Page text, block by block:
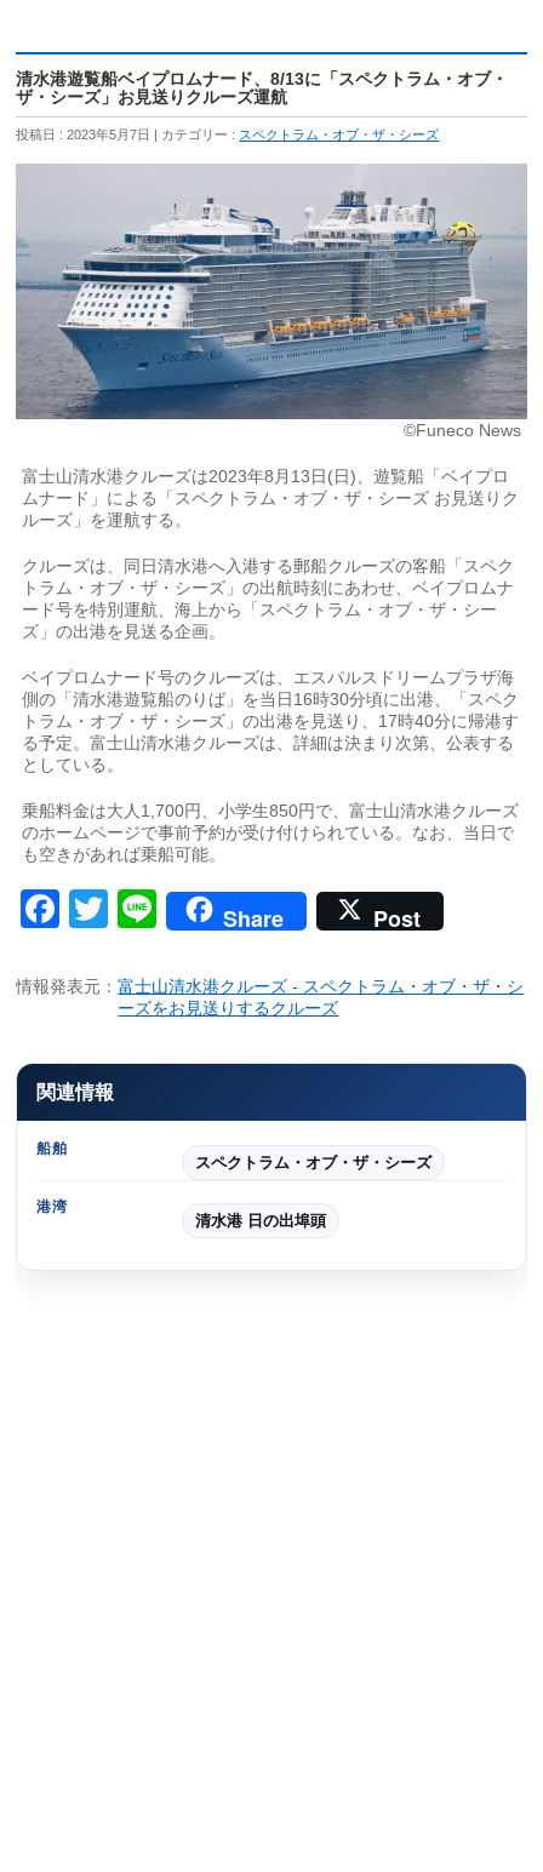
清水港遊覧船ベイプロムナード、8/13に「スペクトラム・オブ・
ザ・シーズ」お見送りクルーズ運航
投稿日 : 2023年5月7日 カテゴリー : スペクトラム・オブ・ザ・シーズ
©Funeco News
富士山清水港クルーズは2023年8月13日(日)、遊覧船「ベイプロ
ムナード」による「スペクトラム・オブ・ザ・シーズ お見送りク
ルーズ」を運航する。
クルーズは、同日清水港へ入港する郵船クルーズの客船「スペク
トラム・オブ・ザ・シーズ」の出航時刻にあわせ、ベイプロムナ
ード号を特別運航、海上から「スペクトラム・オブ・ザ・シー
ズ」の出港を見送る企画。
ベイプロムナード号のクルーズは、エスパルスドリームプラザ海
側の「清水港遊覧船のりば」を当日16時30分頃に出港、「スペク
トラム・オブ・ザ・シーズ」の出港を見送り、17時40分に帰港す
る予定。富士山清水港クルーズは、詳細は決まり次第、公表する
としている。
乗船料金は大人1,700円、小学生850円で、富士山清水港クルーズ
のホームページで事前予約が受け付けられている。なお、当日で
も空きがあれば乗船可能。
Facebook
Twitter
LineShare Post
情報発表元：富士山清水港クルーズ - スペクトラム・オブ・ザ・シ
ーズをお見送りするクルーズ
関連情報
船舶
スペクトラム・オブ・ザ・シーズ
港湾
清水港 日の出埠頭